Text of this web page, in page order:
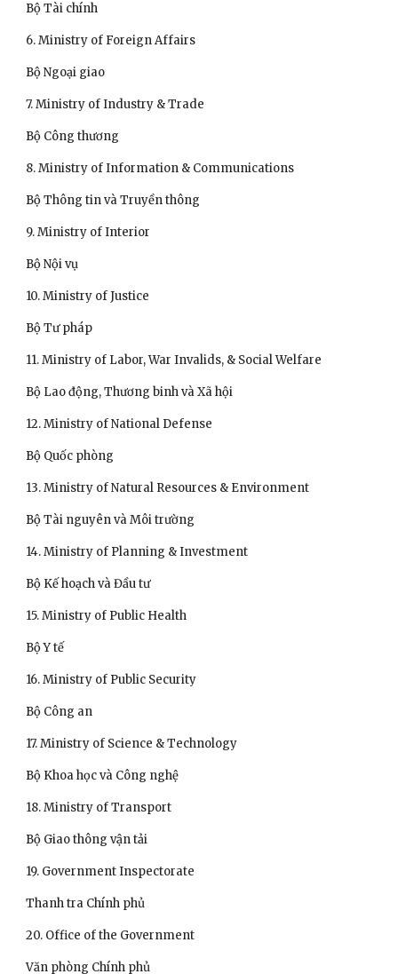
Bộ Tài chính
6. Ministry of Foreign Affairs
Bộ Ngoại giao
7. Ministry of Industry & Trade
Bộ Công thương
8. Ministry of Information & Communications
Bộ Thông tin và Truyền thông
9. Ministry of Interior
Bộ Nội vụ
10. Ministry of Justice
Bộ Tư pháp
11. Ministry of Labor, War Invalids, & Social Welfare
Bộ Lao động, Thương binh và Xã hội
12. Ministry of National Defense
Bộ Quốc phòng
13. Ministry of Natural Resources & Environment
Bộ Tài nguyên và Môi trường
14. Ministry of Planning & Investment
Bộ Kế hoạch và Đầu tư
15. Ministry of Public Health
Bộ Y tế
16. Ministry of Public Security
Bộ Công an
17. Ministry of Science & Technology
Bộ Khoa học và Công nghệ
18. Ministry of Transport
Bộ Giao thông vận tải
19. Government Inspectorate
Thanh tra Chính phủ
20. Office of the Government
Văn phòng Chính phủ